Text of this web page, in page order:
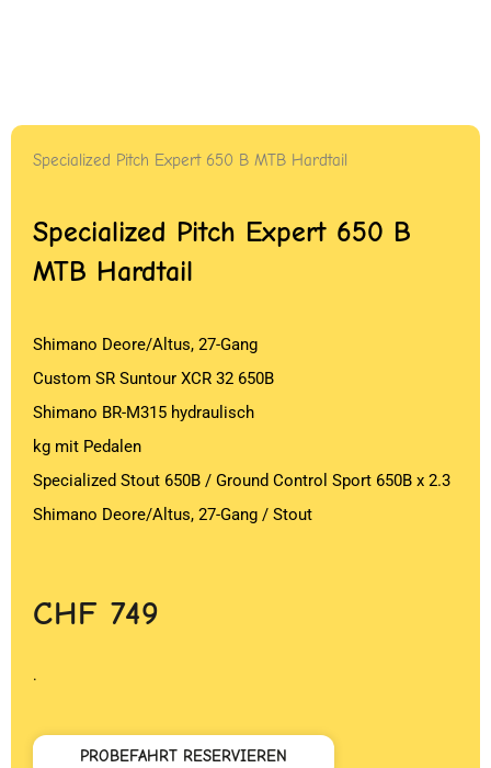
Specialized Pitch Expert 650 B MTB Hardtail
Specialized Pitch Expert 650 B
MTB Hardtail
Shimano Deore/Altus, 27-Gang
Custom SR Suntour XCR 32 650B
Shimano BR-M315 hydraulisch
kg mit Pedalen
Specialized Stout 650B / Ground Control Sport 650B x 2.3
Shimano Deore/Altus, 27-Gang / Stout
CHF 749
.
PROBEFAHRT RESERVIEREN